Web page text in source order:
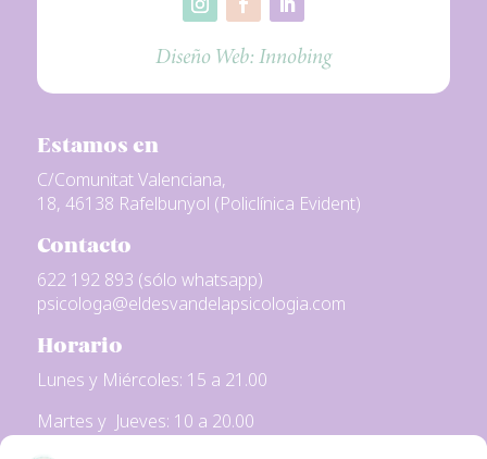
Diseño Web:Innobing
Estamos en
C/Comunitat Valenciana,
18, 46138 Rafelbunyol (Policlínica Evident)
Contacto
622 192 893 (sólo whatsapp)
psicologa@eldesvandelapsicologia.com
Horario
Lunes y Miércoles: 15 a 21.00
Martes y Jueves: 10 a 20.00